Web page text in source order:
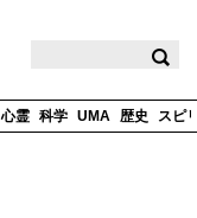
心霊 科学 UMA 歴史 スピ